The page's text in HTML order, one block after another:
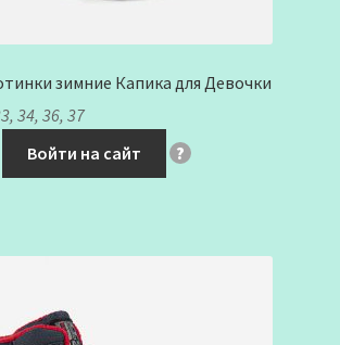
зимние Капика для Девочки
34, 36, 37
Войти на сайт
?